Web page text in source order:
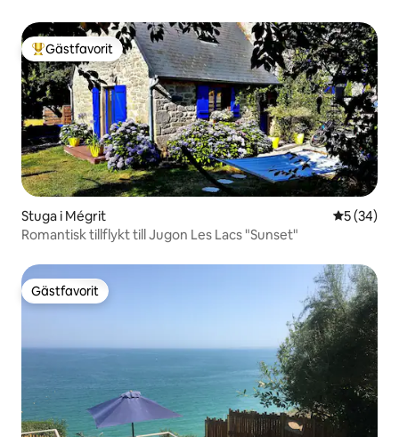
Populär gästfavorit
Gästfavorit
Stuga i Mégrit 5 av 5 i
5 (34)
Romantisk tillflykt till Jugon Les Lacs "Sunset"
Gästfavorit
Gästfavorit